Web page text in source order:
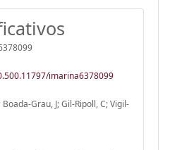
imarina6378099
Grau, J; Gil-Ripoll, C; Vigil-